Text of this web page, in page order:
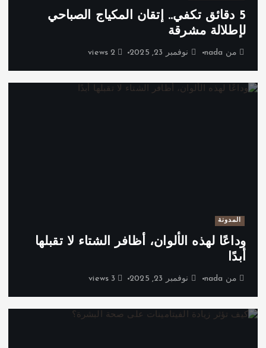
5 دقائق تكفي.. إتقان المكياج الصباحي
لإطلالة مشرقة
من nada نوفمبر 23, 2025
المدونة
وداعًا لهذه الألوان، أظافر الشتاء لا تقبلها
أبدًا
من nada نوفمبر 23, 2025